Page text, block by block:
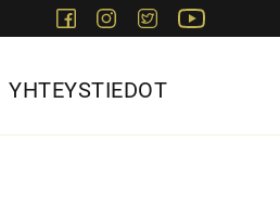
FacebookInstagram
Twitter
YHTEYSTIEDOT